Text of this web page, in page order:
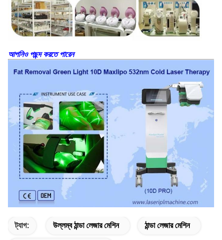
আপনিও পছন্দ করতে পারেন
ট্যাগ: উল্লম্ব ঠান্ডা লেজার মেশিন ঠান্ডা লেজার মেশিন